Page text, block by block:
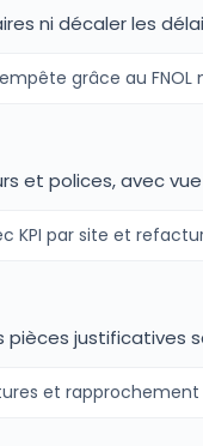
ni décaler les
grâce au
et polices, avec
KPI par site et
justificatives
et